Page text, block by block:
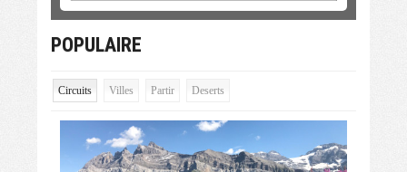
POPULAIRE
Circuits Villes Partir Deserts